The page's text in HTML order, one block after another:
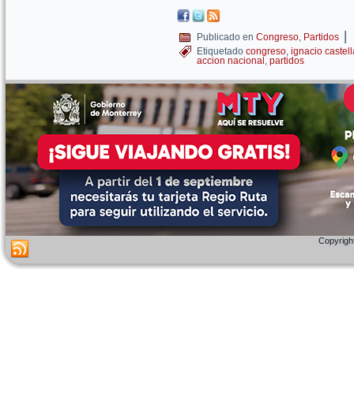
Publicado en Congreso, Partidos |
Etiquetado congreso, ignacio
accion nacional , partidos